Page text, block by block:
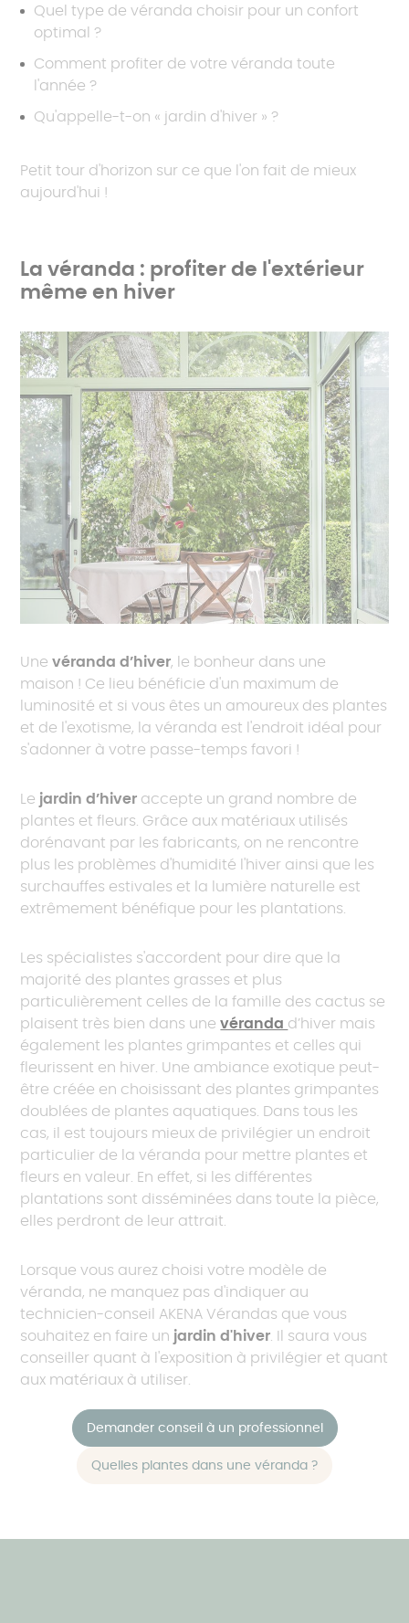
Quel type de véranda choisir pour un confort
optimal ?
Comment profiter de votre véranda toute
l'année ?
Qu'appelle-t-on « jardin d'hiver » ?
Petit tour d'horizon sur ce que l'on fait de mieux
aujourd'hui !
La véranda : profiter de l'extérieur
même en hiver
Unevéranda d’hiver, le bonheur dans une
maison ! Ce lieu bénéficie d'un maximum de
luminosité et si vous êtes un amoureux des plantes
et de l'exotisme, la véranda est l'endroit idéal pour
s'adonner à votre passe-temps favori !
Le jardin d’hiver accepte un grand nombre de
plantes et fleurs. Grâce aux matériaux utilisés
dorénavant par les fabricants, on ne rencontre
plus les problèmes d'humidité l'hiver ainsi que les
surchauffes estivales et la lumière naturelle est
extrêmement bénéfique pour les plantations.
Les spécialistes s'accordent pour dire que la
majorité des plantes grasses et plus
particulièrement celles de la famille des cactus se
plaisent très bien dans unevéranda d’hiver mais
également les plantes grimpantes et celles qui
fleurissent en hiver. Une ambiance exotique peut-
être créée en choisissant des plantes grimpantes
doublées de plantes aquatiques. Dans tous les
cas, il est toujours mieux de privilégier un endroit
particulier de la véranda pour mettre plantes et
fleurs en valeur. En effet, si les différentes
plantations sont disséminées dans toute la pièce,
elles perdront de leur attrait.
Lorsque vous aurez choisi votre modèle de
véranda, ne manquez pas d'indiquer au
technicien-conseil AKENA Vérandas que vous
souhaitez en faire un jardin d'hiver. Il saura vous
conseiller quant à l'exposition à privilégier et quant
aux matériaux à utiliser.
Demander conseil à un professionnel
Quelles plantes dans une véranda ?